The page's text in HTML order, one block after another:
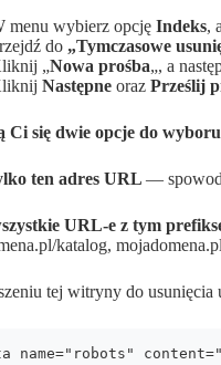
menu wybierz opcję Indeks,
do „Tymczasowe
„Nowa prośba„, a
Następne oraz Prześlij
Ci się dwie opcje do
ten adres URL —
URL-e z tym
katalog,
tej witryny do
name="robots"